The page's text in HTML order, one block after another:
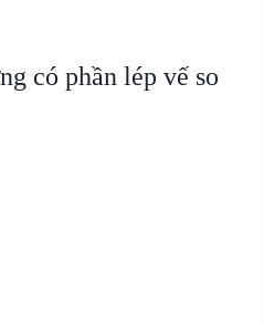
có phần lép vế so